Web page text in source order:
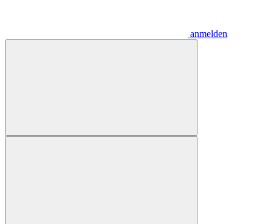
anmelden